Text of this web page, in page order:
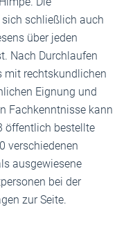
schließlich auch
über jeden
Nach Durchlaufen
mit rechtskundlichen
Eignung und
Fachkenntnisse kann
öffentlich bestellte
verschiedenen
ausgewiesene
bei der
zur Seite.